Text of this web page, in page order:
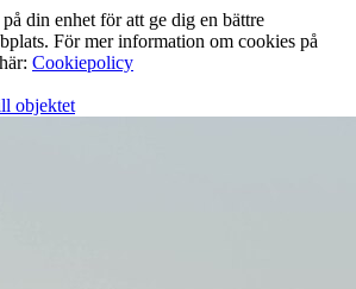
din enhet för att ge dig en bättre
För mer information om cookies på
Cookiepolicy
objektet